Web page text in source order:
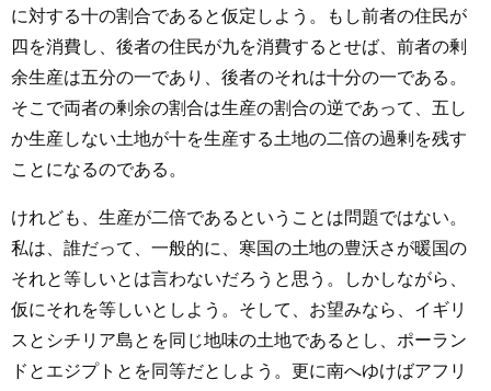
に対する十の割合であると仮定しよう。もし前者の住民が
四を消費し、後者の住民が九を消費するとせば、前者の剰
余生産は五分の一であり、後者のそれは十分の一である。
そこで両者の剰余の割合は生産の割合の逆であって、五し
か生産しない土地が十を生産する土地の二倍の過剰を残す
ことになるのである。
けれども、生産が二倍であるということは問題ではない。
私は、誰だって、一般的に、寒国の土地の豊沃さが暖国の
それと等しいとは言わないだろうと思う。しかしながら、
仮にそれを等しいとしよう。そして、お望みなら、イギリ
スとシチリア島とを同じ地味の土地であるとし、ポーラン
ドとエジプトとを同等だとしよう。更に南へゆけばアフリ